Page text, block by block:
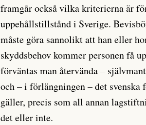
framgår också vilka kriterierna är
uppehållstillstånd i Sverige.
måste göra sannolikt att han eller
skyddsbehov kommer personen få
förväntas man återvända –
och – i förlängningen – det
gäller, precis som all annan
det eller inte.